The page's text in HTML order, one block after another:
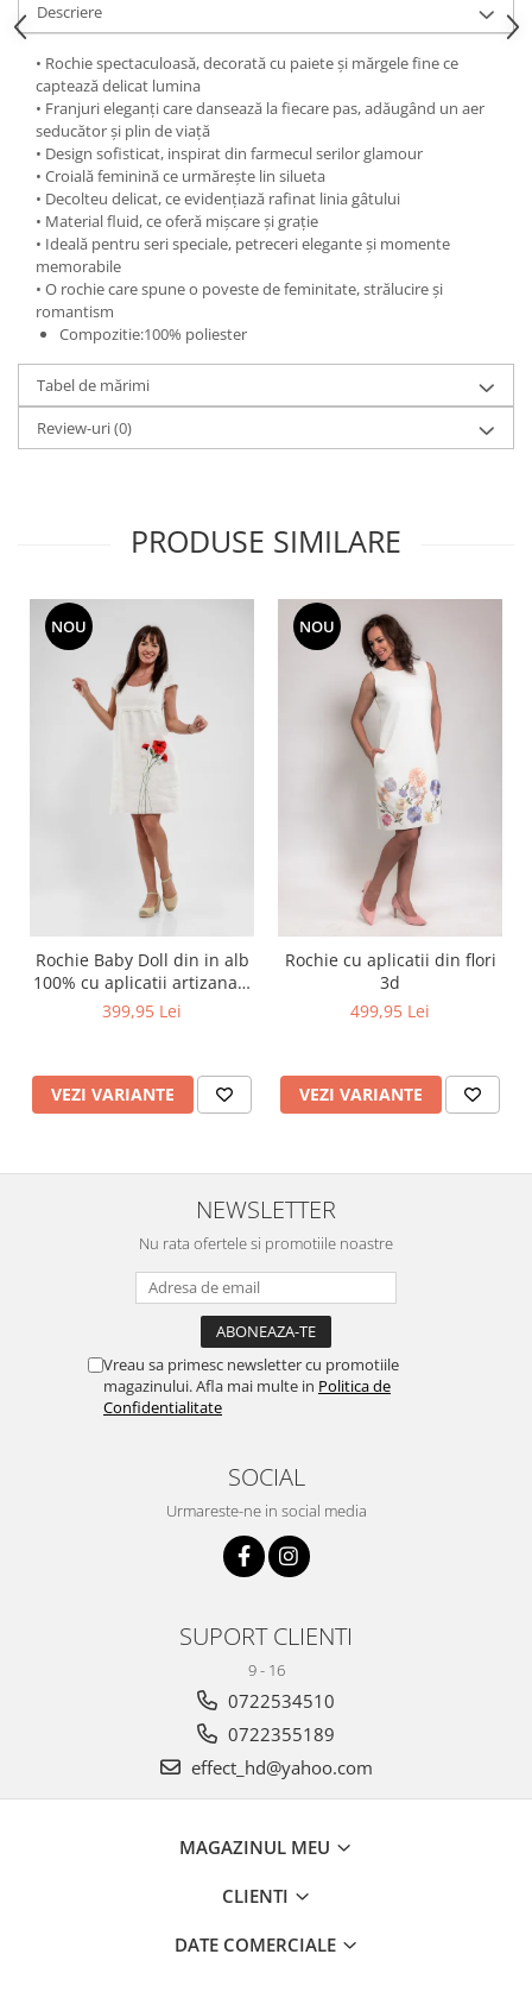
Descriere
• Rochie spectaculoasă, decorată cu paiete și mărgele fine ce
captează delicat lumina
• Franjuri eleganți care dansează la fiecare pas, adăugând un aer
seducător și plin de viață
• Design sofisticat, inspirat din farmecul serilor glamour
• Croială feminină ce urmărește lin silueta
• Decolteu delicat, ce evidențiază rafinat linia gâtului
• Material fluid, ce oferă mișcare și grație
• Ideală pentru seri speciale, petreceri elegante și momente
memorabile
• O rochie care spune o poveste de feminitate, strălucire și
romantism
Compozitie:100% poliester
Tabel de mărimi
Review-uri(0)
PRODUSE SIMILARE
NOU
Rochie Baby Doll din in alb
100% cu aplicatii artizanale
maci rosii
399,95 Lei
VEZI VARIANTE
NOU
Rochie cu aplicatii din flori
3d
499,95 Lei
VEZI VARIANTE
NEWSLETTER
Nu rata ofertele si promotiile noastre
Vreau sa primesc newsletter cu promotiile
magazinului. Afla mai multe in Politica de
Confidentialitate
SOCIAL
Urmareste-ne in social media
SUPORT CLIENTI
9 - 16
0722534510
0722355189
effect_hd@yahoo.com
MAGAZINUL MEU
CLIENTI
DATE COMERCIALE